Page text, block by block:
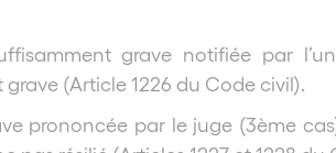
grave notifiée par
(Article 1226 du Code civil).
prononcée par le juge (3ème